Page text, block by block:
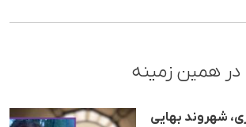
در همین زمینه
شهروند بهایی